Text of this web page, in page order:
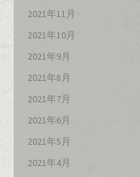
2021年11月
2021年10月
2021年9月
2021年8月
2021年7月
2021年6月
2021年5月
2021年4月